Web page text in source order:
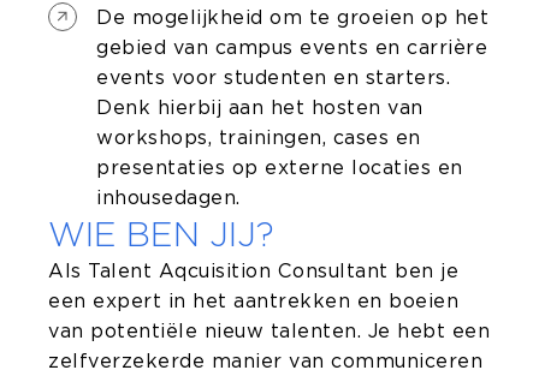
De mogelijkheid om te groeien op het
gebied van campus events en carrière
events voor studenten en starters.
Denk hierbij aan het hosten van
workshops, trainingen, cases en
presentaties op externe locaties en
inhousedagen.
WIE BEN JIJ?
Als Talent Aqcuisition Consultant ben je
een expert in het aantrekken en boeien
van potentiële nieuw talenten. Je hebt een
zelfverzekerde manier van communiceren